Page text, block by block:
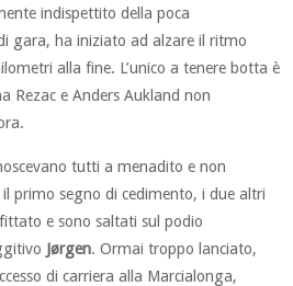
indispettito della poca
gara, ha iniziato ad alzare il ritmo
alla fine. L’unico a tenere botta è
Rezac e Anders Aukland non
tutti a menadito e non
primo segno di cedimento, i due altri
e sono saltati sul podio
Jørgen. Ormai troppo lanciato,
di carriera alla Marcialonga,